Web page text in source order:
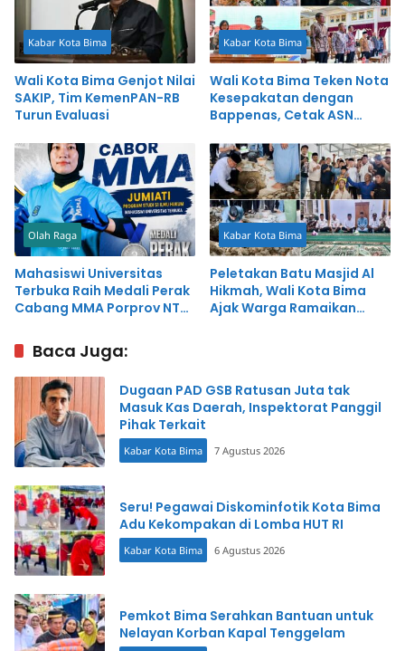
Kabar Kota Bima
Wali Kota Bima Genjot Nilai
SAKIP, Tim KemenPAN-RB
Turun Evaluasi
Kabar Kota Bima
Wali Kota Bima Teken Nota
Kesepakatan dengan
Bappenas, Cetak ASN
untuk Percepat
Pembangunan
Olah Raga
Mahasiswi Universitas
Terbuka Raih Medali Perak
Cabang MMA Porprov NTB,
Kabar Kota Bima
Peletakan Batu Masjid Al
Hikmah, Wali Kota Bima
Ajak Warga Ramaikan
Baca Juga:
Dugaan PAD GSB Ratusan Juta tak
Masuk Kas Daerah, Inspektorat Panggil
Pihak Terkait
Kabar Kota Bima 7 Agustus 2026
Seru! Pegawai Diskominfotik Kota Bima
Adu Kekompakan di Lomba HUT RI
Kabar Kota Bima 6 Agustus 2026
Pemkot Bima Serahkan Bantuan untuk
Nelayan Korban Kapal Tenggelam